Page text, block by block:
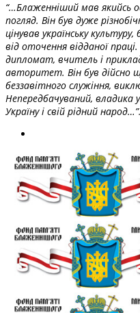
“…Блаженніший мав якийсь
погляд. Він був дуже
цінував українську
від оточення відданої
дипломат, вчитель і
авторитет. Він був
беззавітного служіння,
Непередбачуваний, владика
Україну і свій рідний народ…”.